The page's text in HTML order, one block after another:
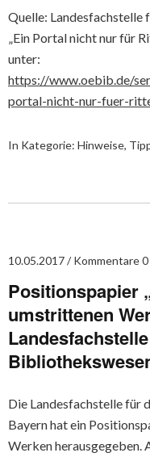
Quelle:
„Ein Portal nicht nur für
unter:
https://www.oebib.de/
portal-nicht-nur-fuer-
In Kategorie: Hinweise,
10.05.2017 Kommentare 0
Positionspapier
umstrittenen
Die Landesfachstelle für
Bayern hat ein
Werken herausgegeben.